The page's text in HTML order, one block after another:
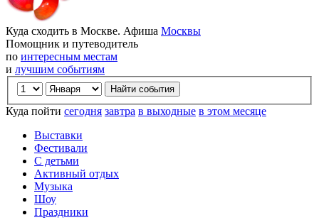
Куда сходить в Москве. Афиша Москвы
Помощник и путеводитель
по интересным местам
и лучшим событиям
Куда пойти сегодня завтра в выходные в этом месяце
Выставки
Фестивали
С детьми
Активный отдых
Музыка
Шоу
Праздники